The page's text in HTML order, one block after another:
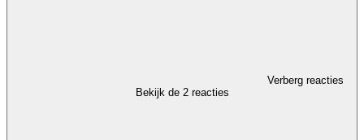
Verberg reacties
Bekijk de 2 reacties